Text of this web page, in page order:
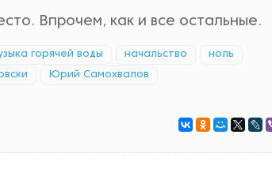
Впрочем, как и все остальные.
горячей воды начальство ноль
Юрий Самохвалов